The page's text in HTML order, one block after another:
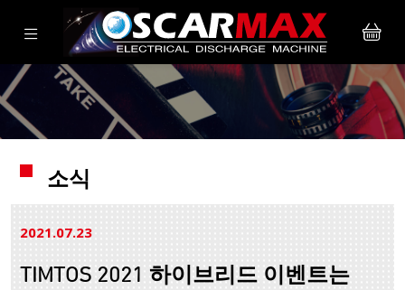
소식
2021.0723
TIMTOS 2021 하이브리드 이벤트는